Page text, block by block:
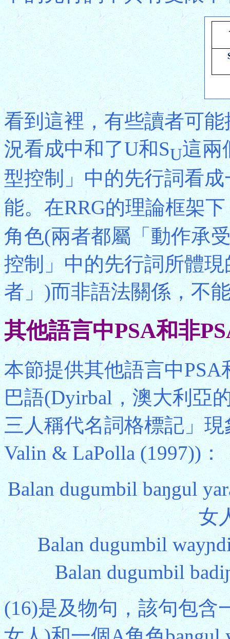
看到這裡，有些讀者可
況看成中和了U和SU這兩
型控制」中的先行詞看成
能。在RRG的理論框架
角色(兩者都屬「動作承
控制」中的先行詞所體
者」)而非語法關係，不
其他語言中PSA和非
本節提供其他語言中
巴語(Dyirbal，澳大利亞
三人稱代名詞格標記」
Valin & LaPolla (1997))：
Balan dugumbil baŋgul
女
Balan dugumbil
Balan dugumbil
(16)是及物句，該句包含